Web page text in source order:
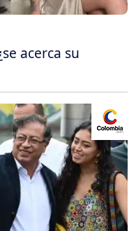
acerca su